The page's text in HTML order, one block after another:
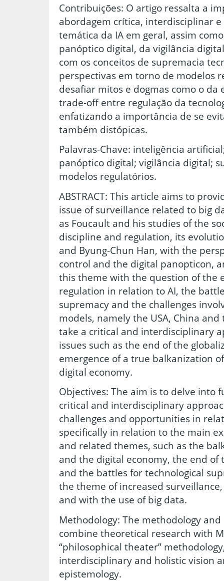
Contribuições: O artigo ressalta a
abordagem crítica, interdisciplinar
temática da IA em geral, assim
panóptico digital, da vigilância
com os conceitos de supremacia
perspectivas em torno de modelos
desafiar mitos e dogmas como o da
trade-off entre regulação da
enfatizando a importância de se
também distópicas.
Palavras-Chave: inteligência
panóptico digital; vigilância digital;
modelos regulatórios.
ABSTRACT: This article aims to
issue of surveillance related to big
as Foucault and his studies of the
discipline and regulation, its
and Byung-Chun Han, with the
control and the digital panopticon,
this theme with the question of the
regulation in relation to AI, the
supremacy and the challenges
models, namely the USA, China
take a critical and interdisciplinary
issues such as the end of the
emergence of a true balkanization
digital economy.
Objectives: The aim is to delve into
critical and interdisciplinary
challenges and opportunities in
specifically in relation to the main
and related themes, such as the
and the digital economy, the end of
and the battles for technological
the theme of increased
and with the use of big data.
Methodology: The methodology
combine theoretical research with
“philosophical theater”
interdisciplinary and holistic vision
epistemology.